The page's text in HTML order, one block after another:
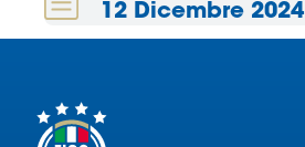
Assicurazione12 Dicembre 2024